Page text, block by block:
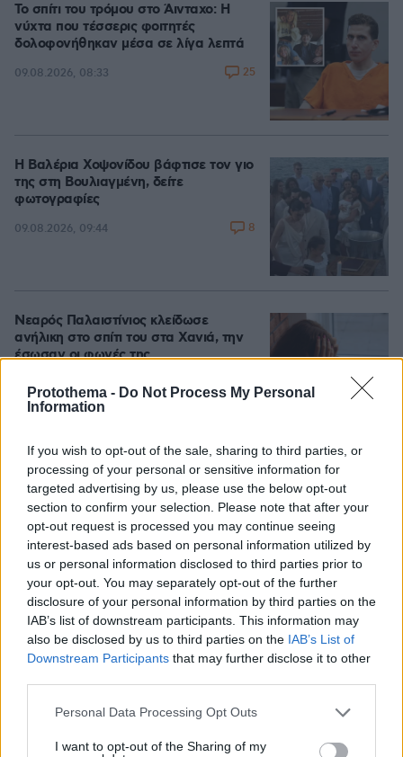
Protothema - Do Not Process My Personal
Information
If you wish to opt-out of the sale, sharing to third parties, or
processing of your personal or sensitive information for
targeted advertising by us, please use the below opt-out
section to confirm your selection. Please note that after your
opt-out request is processed you may continue seeing
interest-based ads based on personal information utilized by
us or personal information disclosed to third parties prior to
your opt-out. You may separately opt-out of the further
disclosure of your personal information by third parties on the
IAB’s list of downstream participants. This information may
also be disclosed by us to third parties on the IAB’s List of
Downstream Participants that may further disclose it to other
Please note that this website/app uses one or more Google
not limited to your visit or usage behaviour. You may click to
Personal Data Processing Opt Outs
I want to opt-out of the Sharing of my
Το σπίτι του τρόμου στο Άινταχο: Η
νύχτα που τέσσερις φοιτητές
δολοφονήθηκαν μέσα σε λίγα λεπτά
09.08.2026, 08:33 25
Η Βαλέρια Χοψονίδου βάφτισε τον γιο
της στη Βουλιαγμένη, δείτε
φωτογραφίες
09.08.2026, 09:44 8
Νεαρός Παλαιστίνιος κλείδωσε
ανήλικη στο σπίτι του στα Χανιά, την
έσωσαν οι φωνές της
09.08.2026, 10:38 82
Η Σίσσυ Χρηστίδου φωτογραφήθηκε
με μονοκίνι σε παραλία στα Χανιά
πριν μία ώρα 6
Άλογα χορεύουν πάνω σε σπασμένα
μπουκάλια στη Λέσβο - A Promise to
Animals: «Όταν η κριτική σε ένα έθιμο
θεωρείται επίθεση σε έναν τόπο»
09.08.2026, 11:37 56